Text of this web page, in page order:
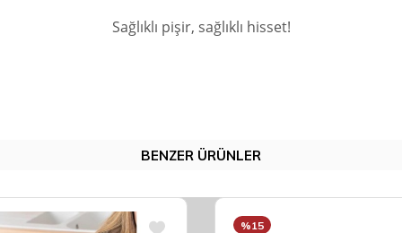
Sağlıklı pişir, sağlıklı hisset!
BENZER ÜRÜNLER
%15